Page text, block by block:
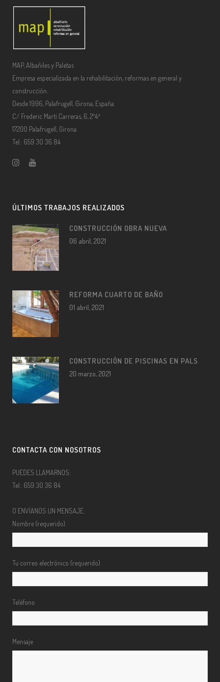
MAP, Albañiles y Paletas
Empresa especializada en la rehabilitación, reformas en general y
construcción.
Desde 1996, Palafrugell, Girona, España.
C/ Frederic Martí Carreras, 6, 2º4ª
17200 Palafrugell, Girona
Tel.: 659 30 36 84
ÚLTIMOS TRABAJOS REALIZADOS
CONSTRUCCIÓN OBRA NUEVA
06 abril, 2021
REFORMA CUARTO DE BAÑO
01 abril, 2021
CONSTRUCCIÓN DE PISCINAS EN PALS
20 marzo, 2021
CONTACTA CON NOSOTROS
PUEDES LLAMARNOS:
Tel.: 659 30 36 84
O ENVÍANOS UN MENSAJE:
Nombre (requerido)
Tu correo electrónico (requerido)
Teléfono
Mensaje